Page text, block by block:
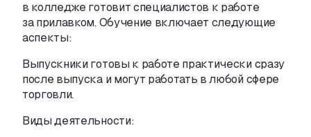
в колледже готовит специалистов к работе
за прилавком. Обучение включает следующие
аспекты:
Выпускники готовы к работе практически сразу
после выпуска и могут работать в любой сфере
торговли.
Виды деятельности: